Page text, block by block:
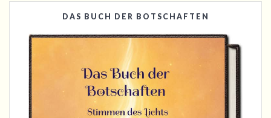
DAS BUCH DER BOTSCHAFTEN